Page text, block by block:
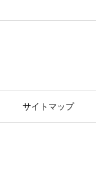
サイトマップ